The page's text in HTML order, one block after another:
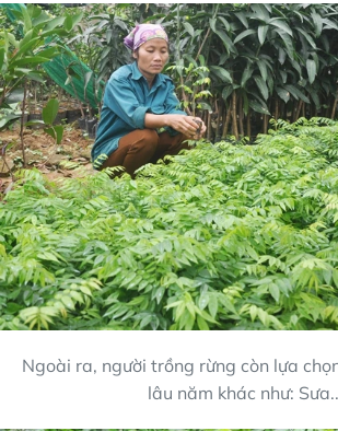
Ngoài ra, người trồng rừng còn lựa
lâu năm khác như: